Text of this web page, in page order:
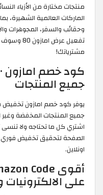
منتجات مختارة من الأزياء
الماركات العالمية الشهيرة،
وحقائب والسفر، المجوهرات
تفعيل
مشترياتك!
جميع المنتجات
اشتري كل ما تحتاجه ولا
الصفحة لتحقيق تخفيض
اونلاين.
على الالكترونيات